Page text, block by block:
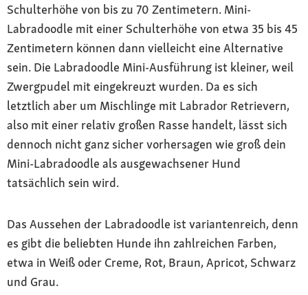
Schulterhöhe von bis zu 70 Zentimetern. Mini-
Labradoodle mit einer Schulterhöhe von etwa 35 bis 45
Zentimetern können dann vielleicht eine Alternative
sein. Die Labradoodle Mini-Ausführung ist kleiner, weil
Zwergpudel mit eingekreuzt wurden. Da es sich
letztlich aber um Mischlinge mit Labrador Retrievern,
also mit einer relativ großen Rasse handelt, lässt sich
dennoch nicht ganz sicher vorhersagen wie groß dein
Mini-Labradoodle als ausgewachsener Hund
tatsächlich sein wird.
Das Aussehen der Labradoodle ist variantenreich, denn
es gibt die beliebten Hunde ihn zahlreichen Farben,
etwa in Weiß oder Creme, Rot, Braun, Apricot, Schwarz
und Grau.